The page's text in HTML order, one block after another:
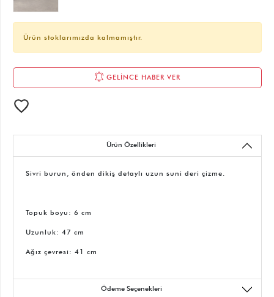
Ürün stoklarımızda kalmamıştır.
GELİNCE HABER VER
Ürün Özellikleri
Sivri burun, önden dikiş detaylı uzun suni deri çizme.
Topuk boyu: 6 cm
Uzunluk: 47 cm
Ağız çevresi: 41 cm
Ödeme Seçenekleri